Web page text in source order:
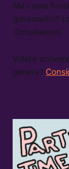
Ma come
governativi?
Climalteranti.
Volete
genere?